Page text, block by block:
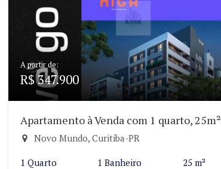
A partir de:
R$ 347.900
Apartamento à Venda com 1 quarto, 25m²
Novo Mundo, Curitiba-PR
1 Quarto 1 Banheiro 25 m²